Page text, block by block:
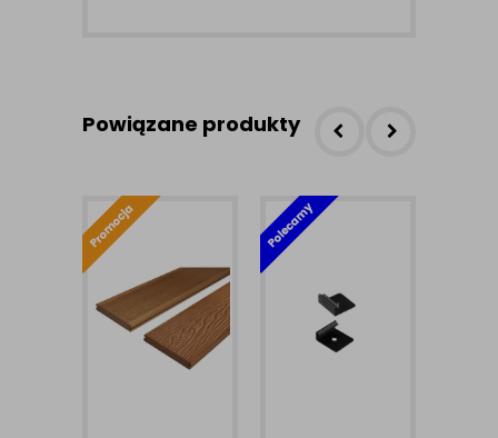
Powiązane produkty